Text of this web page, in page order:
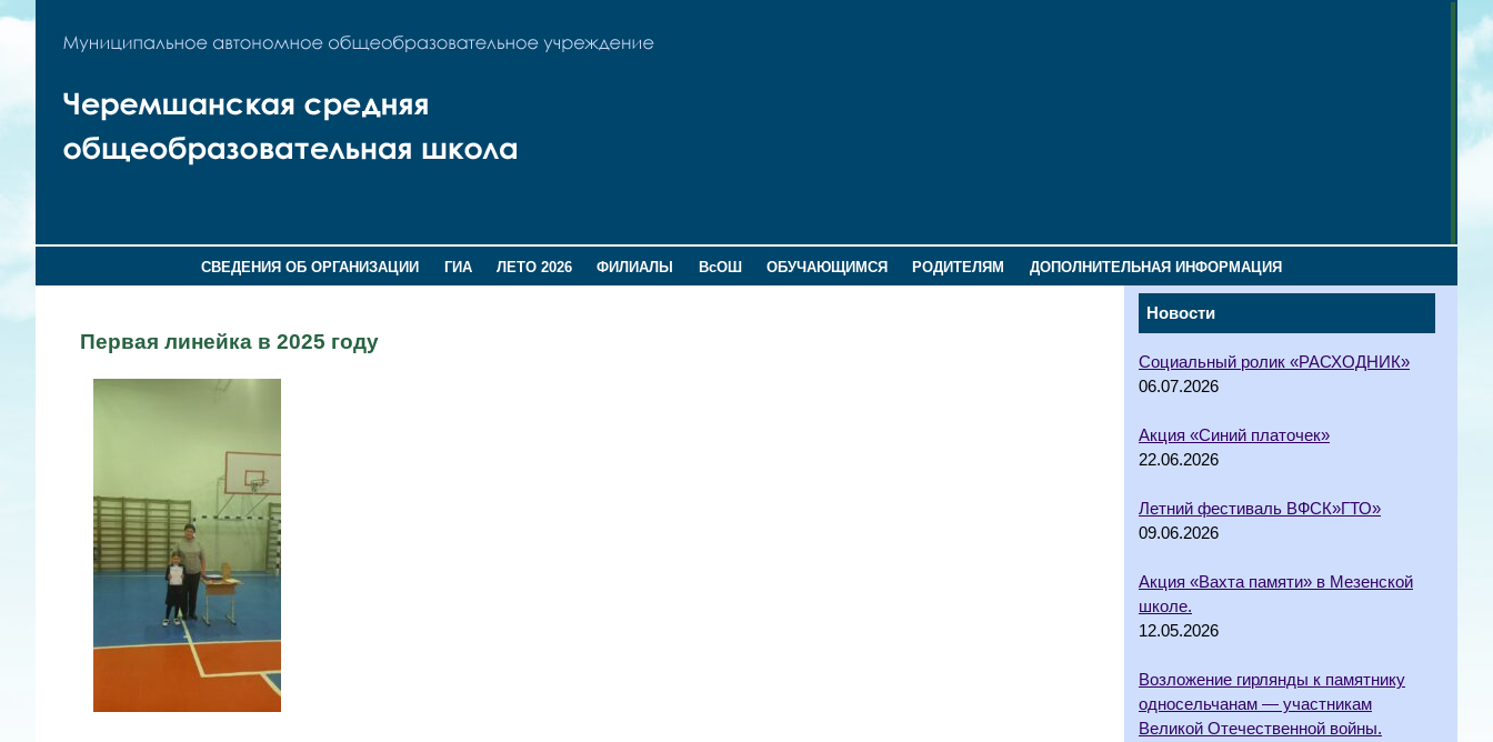
СВЕДЕНИЯ ОБ ОРГАНИЗАЦИИ ГИА ЛЕТО 2026 ФИЛИАЛЫ ВсОШ ОБУЧАЮЩИМСЯ РОДИТЕЛЯМ ДОПОЛНИТЕЛЬНАЯ ИНФОРМАЦИЯ
Новости
Социальный ролик «РАСХОДНИК»
06.07.2026
Акция «Синий платочек»
22.06.2026
Летний фестиваль ВФСК»ГТО»
09.06.2026
Акция «Вахта памяти» в Мезенской
школе.
12.05.2026
Возложение гирлянды к памятнику
односельчанам — участникам
Великой Отечественной войны.
Первая линейка в 2025 году